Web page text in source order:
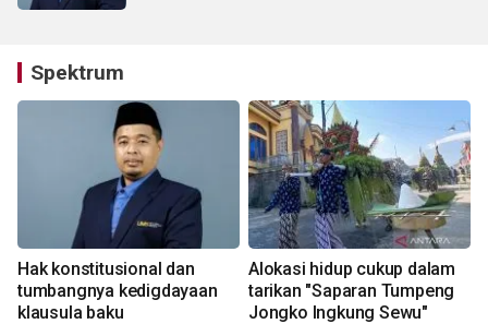
Spektrum
Hak konstitusional dan
tumbangnya kedigdayaan
klausula baku
Alokasi hidup cukup dalam
tarikan "Saparan Tumpeng
Jongko Ingkung Sewu"